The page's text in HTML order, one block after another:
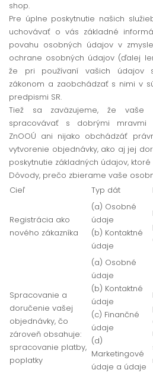
shop.
Pre úplne poskytnutie našich
uchovávať o vás základné
povahu osobných údajov v
ochrane osobných údajov (ďalej
že pri používaní vašich údajov
zákonom a zaobchádzať s nimi v
predpismi SR.
Tiež sa zaväzujeme, že vaše
spracovávať s dobrými
ZnOOÚ ani nijako obchádzáť
vytvorenie objednávky, ako aj jej
poskytnutie základných údajov,
Dôvody, prečo zbierame vaše
Cieľ
Typ dát
Registrácia ako
nového zákazníka
(a) Osobné
údaje
(b) Kontaktné
údaje
Spracovanie a
doručenie vašej
objednávky, čo
zároveň obsahuje:
spracovanie platby,
poplatky
(a) Osobné
údaje
(b) Kontaktné
údaje
(c) Finančné
údaje
(d)
Marketingové
údaje a údaje